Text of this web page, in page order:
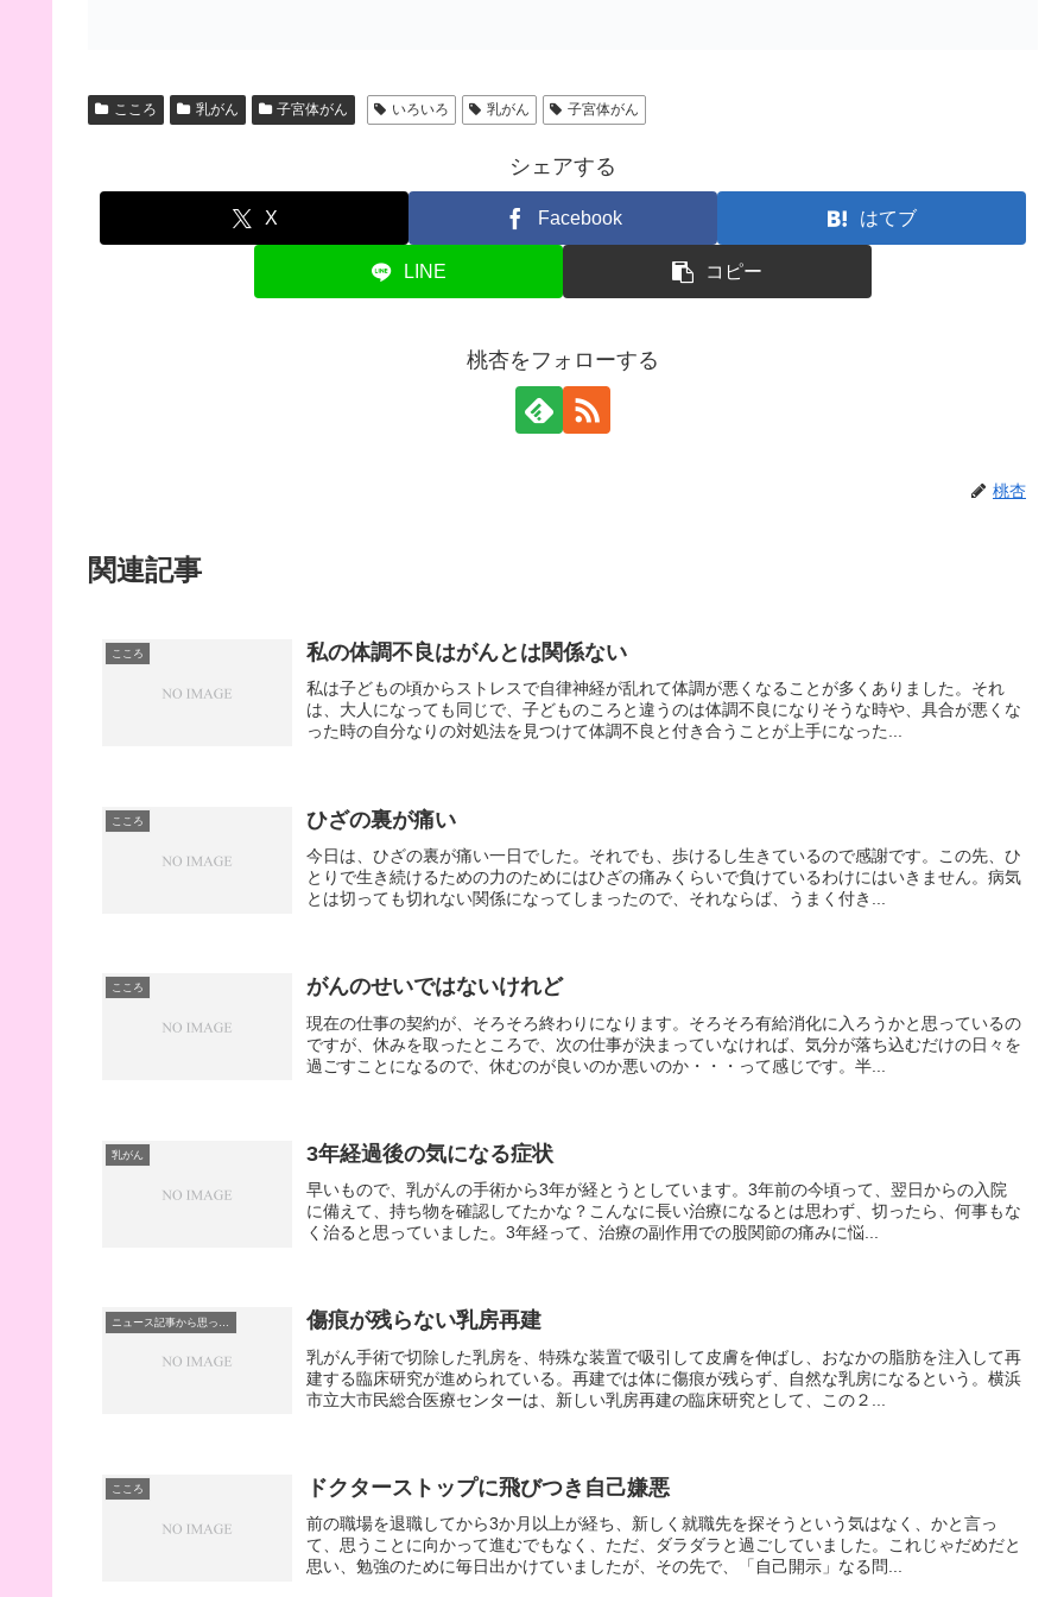
こころ 乳がん 子宮体がん いろいろ 乳がん 子宮体がん
シェアする
X Facebook はてブ
LINE コピー
桃杏をフォローする
桃杏
関連記事
こころ 私の体調不良はがんとは関係ない
私は子どもの頃からストレスで自律神経が乱れて体調が悪くなることが多くありました。それ
は、大人になっても同じで、子どものころと違うのは体調不良になりそうな時や、具合が悪くな
った時の自分なりの対処法を見つけて体調不良と付き合うことが上手になった...
こころ ひざの裏が痛い
今日は、ひざの裏が痛い一日でした。それでも、歩けるし生きているので感謝です。この先、ひ
とりで生き続けるための力のためにはひざの痛みくらいで負けているわけにはいきません。病気
とは切っても切れない関係になってしまったので、それならば、うまく付き...
こころ がんのせいではないけれど
現在の仕事の契約が、そろそろ終わりになります。そろそろ有給消化に入ろうかと思っているの
ですが、休みを取ったところで、次の仕事が決まっていなければ、気分が落ち込むだけの日々を
過ごすことになるので、休むのが良いのか悪いのか・・・って感じです。半...
乳がん 3年経過後の気になる症状
早いもので、乳がんの手術から3年が経とうとしています。3年前の今頃って、翌日からの入院
に備えて、持ち物を確認してたかな？こんなに長い治療になるとは思わず、切ったら、何事もな
く治ると思っていました。3年経って、治療の副作用での股関節の痛みに悩...
傷痕が残らない乳房再建
乳がん手術で切除した乳房を、特殊な装置で吸引して皮膚を伸ばし、おなかの脂肪を注入して再
建する臨床研究が進められている。再建では体に傷痕が残らず、自然な乳房になるという。横浜
市立大市民総合医療センターは、新しい乳房再建の臨床研究として、この２...
こころ ドクターストップに飛びつき自己嫌悪
前の職場を退職してから3か月以上が経ち、新しく就職先を探そうという気はなく、かと言っ
て、思うことに向かって進むでもなく、ただ、ダラダラと過ごしていました。これじゃだめだと
思い、勉強のために毎日出かけていましたが、その先で、「自己開示」なる問...